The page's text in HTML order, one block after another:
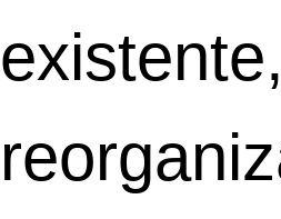
existente,